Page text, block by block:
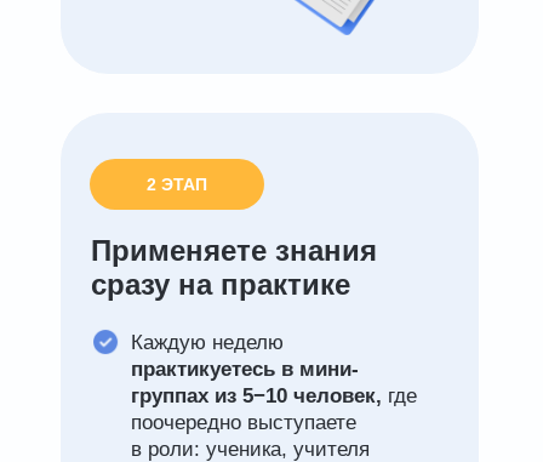
Применяете знания
сразу на практике
Каждую неделю
практикуетесь в мини-
группах из 5−10 человек, где
поочередно выступаете
в роли: ученика, учителя
2 ЭТАП